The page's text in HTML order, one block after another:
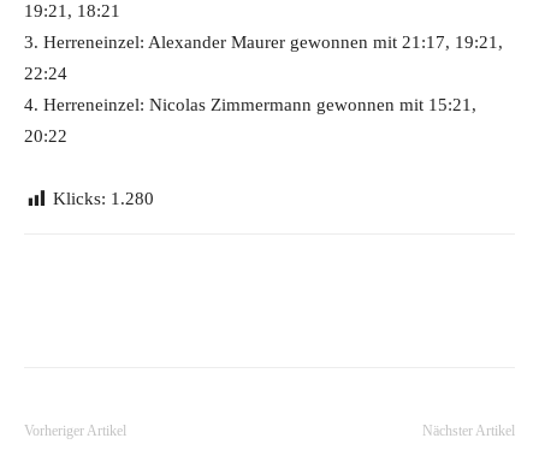
19:21, 18:21
3. Herreneinzel: Alexander Maurer gewonnen mit 21:17, 19:21,
22:24
4. Herreneinzel: Nicolas Zimmermann gewonnen mit 15:21,
20:22
Klicks: 1.280
Vorheriger Artikel Nächster Artikel